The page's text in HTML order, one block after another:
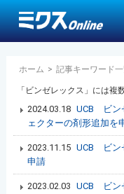
ホーム > 記事キーワード
「ビンゼレックス」には複
2024.03.18 UCB ビン
ェクターの剤形追加を
2023.11.15 UCB ビン
申請
2023.02.03 UCB ビン